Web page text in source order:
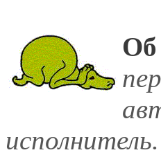
Об
исполнитель.